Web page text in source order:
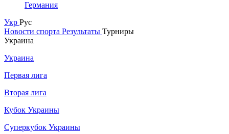
Германия
Укр Рус
Новости спорта Результаты Турниры
Украина
Украина
Первая лига
Вторая лига
Кубок Украины
Суперкубок Украины